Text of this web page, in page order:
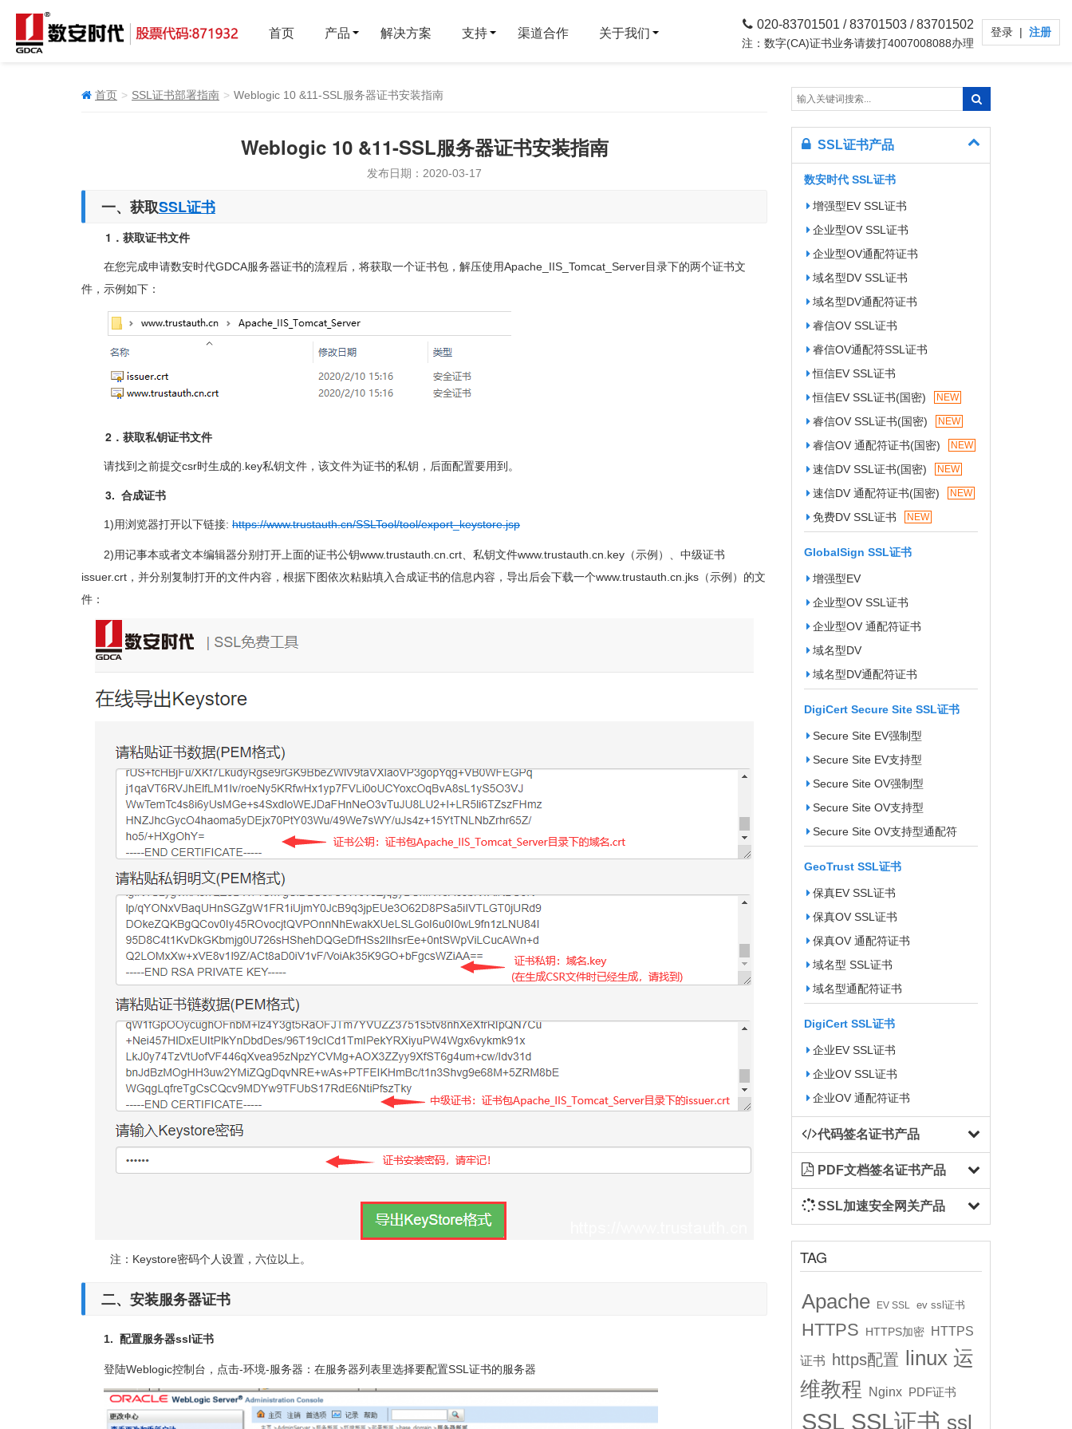
首页 产品 解决方案 支持 渠道合作 关于我们
020-83701501 / 83701503 / 83701502
注：数字(CA)证书业务请拨打4007008088办理
登录 | 注册
首页 SSL证书部署指南 Weblogic 10 &11-SSL服务器证书安装指南
Weblogic 10 &11-SSL服务器证书安装指南
发布日期：2020-03-17
一、获取SSL证书
1．获取证书文件
在您完成申请数安时代GDCA服务器证书的流程后，将获取一个证书包，解压使用Apache_IIS_Tomcat_Server目录下的两个证书文
件，示例如下：
2．获取私钥证书文件
请找到之前提交csr时生成的.key私钥文件，该文件为证书的私钥，后面配置要用到。
3. 合成证书
1)用浏览器打开以下链接: https://www.trustauth.cn/SSLTool/tool/export_keystore.jsp
2)用记事本或者文本编辑器分别打开上面的证书公钥www.trustauth.cn.crt、私钥文件www.trustauth.cn.key（示例）、中级证书
issuer.crt，并分别复制打开的文件内容，根据下图依次粘贴填入合成证书的信息内容，导出后会下载一个www.trustauth.cn.jks（示例）的文
件：
注：Keystore密码个人设置，六位以上。
二、安装服务器证书
1. 配置服务器ssl证书
登陆Weblogic控制台，点击-环境-服务器：在服务器列表里选择要配置SSL证书的服务器
SSL证书产品
数安时代 SSL证书
增强型EV SSL证书
企业型OV SSL证书
企业型OV通配符证书
域名型DV SSL证书
域名型DV通配符证书
睿信OV SSL证书
睿信OV通配符SSL证书
恒信EV SSL证书
恒信EV SSL证书(国密)
NEW
睿信OV SSL证书(国密) NEW
睿信OV 通配符证书(国密) NEW
速信DV SSL证书(国密) NEW
速信DV 通配符证书(国密) NEW
免费DV SSL证书 NEW
GlobalSign SSL证书
增强型EV
企业型OV SSL证书
企业型OV 通配符证书
域名型DV
域名型DV通配符证书
DigiCert Secure Site SSL证书
Secure Site EV强制型
Secure Site EV支持型
Secure Site OV强制型
Secure Site OV支持型
Secure Site OV支持型通配符
GeoTrust SSL证书
保真EV SSL证书
保真OV SSL证书
保真OV 通配符证书
域名型 SSL证书
域名型通配符证书
DigiCert SSL证书
企业EV SSL证书
企业OV SSL证书
企业OV 通配符证书
代码签名证书产品
PDF文档签名证书产品
SSL加速安全网关产品
TAG
Apache EV SSL ev ssl证书
HTTPS HTTPS加密 HTTPS
证书 https配置 linux 运
维教程
Nginx PDF证书
SSL SSL证书 ssl